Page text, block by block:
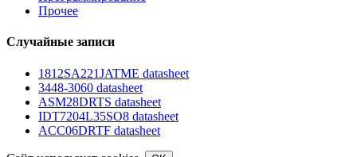
Прочее
Случайные записи
1812SA221JATME datasheet
3448-3060 datasheet
ASM28DRTS datasheet
IDT7204L35SO8 datasheet
ACC06DRTF datasheet